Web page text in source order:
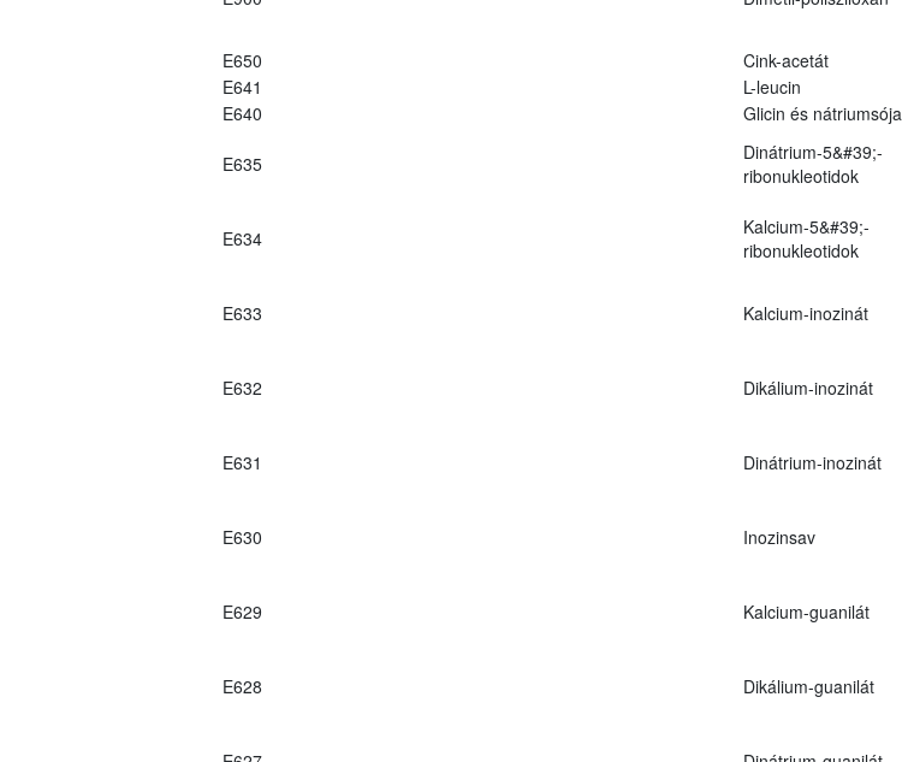
E650
Cink-acetát
E641
L-leucin
E640
Glicin és nátriumsója
E635
Dinátrium-5&#39;-
ribonukleotidok
E634
Kalcium-5&#39;-
ribonukleotidok
E633 Kalcium-inozinát
E632 Dikálium-inozinát
E631 Dinátrium-inozinát
E630 Inozinsav
E629 Kalcium-guanilát
E628 Dikálium-guanilát